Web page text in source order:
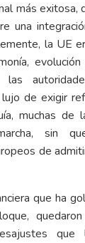
más exitosa,
una
la UE
las
de exigir
muchas de
sin
de
que ha
que